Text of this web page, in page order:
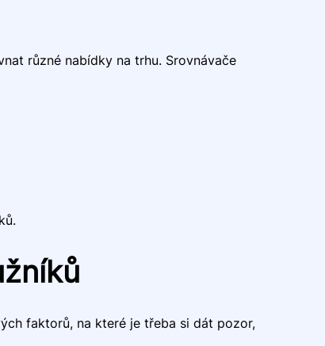
různé nabídky na trhu. Srovnávače
faktorů, na které je třeba si dát pozor,